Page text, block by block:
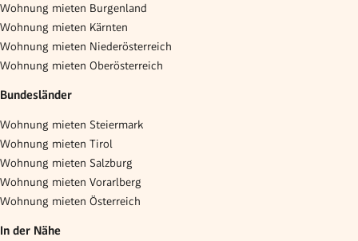
Wohnung mieten Burgenland
Wohnung mieten Kärnten
Wohnung mieten Niederösterreich
Wohnung mieten Oberösterreich
Bundesländer
Wohnung mieten Steiermark
Wohnung mieten Tirol
Wohnung mieten Salzburg
Wohnung mieten Vorarlberg
Wohnung mieten Österreich
In der Nähe